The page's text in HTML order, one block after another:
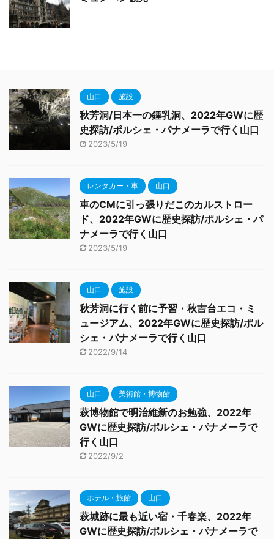
山口 施設
秋芳洞/日本一の鍾乳洞、2022年GWに歴
史探訪/ポルシェ・パナメーラで行く山口
2023/5/19
レンタカー・車 山口
車のCMに引っ張りだこのカルストロー
ド、2022年GWに歴史探訪/ポルシェ・パ
ナメーラで行く山口
2023/5/19
山口 施設
秋芳洞に行く前に予習・秋吉台エコ・ミ
ュージアム、2022年GWに歴史探訪/ポル
シェ・パナメーラで行く山口
2022/9/14
山口 美術館・博物館
萩博物館で明治維新のお勉強、2022年
GWに歴史探訪/ポルシェ・パナメーラで
行く山口
2022/9/2
ホテル・旅館 山口
萩城跡に最も近い宿・千春楽、2022年
GWに歴史探訪/ポルシェ・パナメーラで